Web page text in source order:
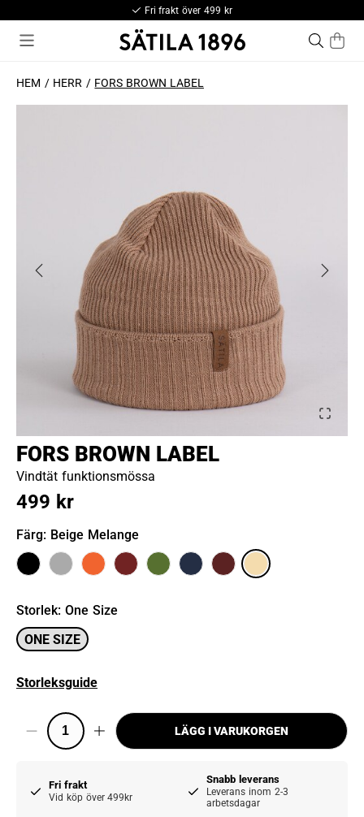
Fri frakt över 499 kr
HEM HERR FORS BROWN LABEL
FORS BROWN LABEL
Vindtät funktionsmössa
499 kr
Färg: Beige Melange
Storlek: One Size
ONE SIZE
Storleksguide
LÄGG I VARUKORGEN
Fri frakt
Vid köp över 499kr
Snabb leverans
Leverans inom 2-3
arbetsdagar